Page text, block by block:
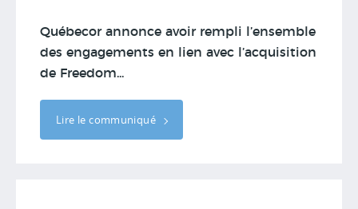
Québecor annonce avoir rempli l’ensemble
des engagements en lien avec l’acquisition
de Freedom...
Lire le communiqué